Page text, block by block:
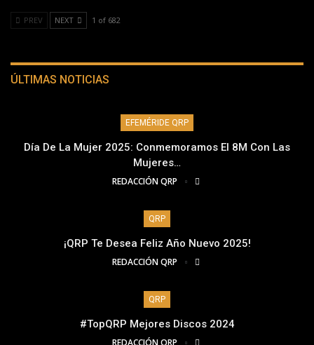
PREV NEXT 1 of 682
ÚLTIMAS NOTICIAS
EFEMÉRIDE QRP
Día De La Mujer 2025: Conmemoramos El 8M Con Las
Mujeres…
REDACCIÓN QRP
QRP
¡QRP Te Desea Feliz Año Nuevo 2025!
REDACCIÓN QRP
QRP
#TopQRP Mejores Discos 2024